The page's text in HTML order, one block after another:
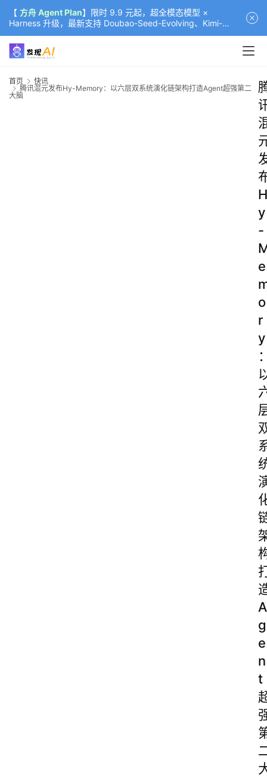
【 方舟 Agent Plan】限时 9.9 元起，超全模态模型 ×
Harness 升级，最新支持 Doubao-Seed-Evolving、Kimi-
K3（部分）、GLM-5.2
首页
快讯
腾讯混元发布Hy-Memory：以六层双系统演化链架构打造Agent超强第二
大脑
H
y
-
e
o
r
y
A
g
e
n
t